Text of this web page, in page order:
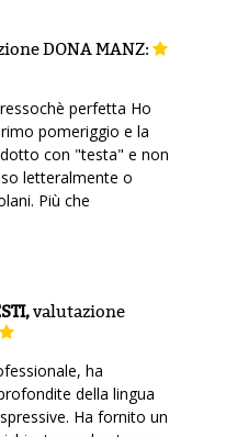
DONA MANZ:
perfetta Ho
pomeriggio e la
con "testa" e non
letteralmente o
Più che
valutazione
ha
della lingua
Ha fornito un